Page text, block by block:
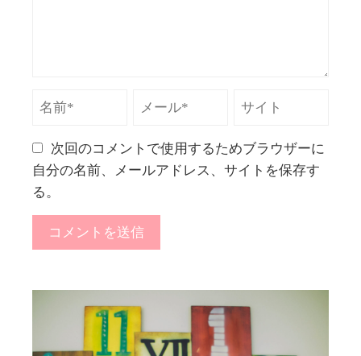
次回のコメントで使用するためブラウザーに
自分の名前、メールアドレス、サイトを保存す
る。